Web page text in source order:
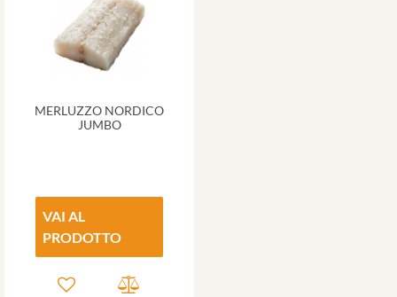
MERLUZZO NORDICO
JUMBO
VAI AL
PRODOTTO